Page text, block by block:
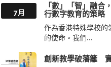
7月
「數」「智」融合
行數字教育的策略
作為香港特殊學校的
的使命。我們...
創新教學破藩籬